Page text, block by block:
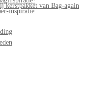
kerstpakket van Bag-again
inspiratie